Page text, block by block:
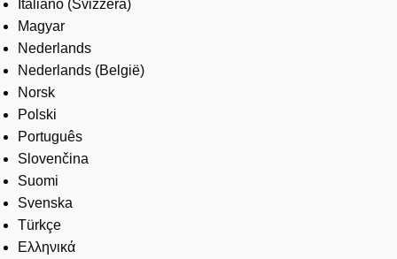
Italiano (Svizzera)
Magyar
Nederlands
Nederlands (België)
Norsk
Polski
Português
Slovenčina
Suomi
Svenska
Türkçe
Ελληνικά